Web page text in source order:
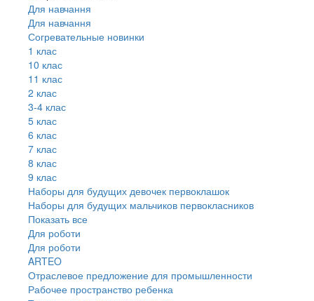
Для навчання
Для навчання
Согревательные новинки
1 клас
10 клас
11 клас
2 клас
3-4 клас
5 клас
6 клас
7 клас
8 клас
9 клас
Наборы для будущих девочек первоклашок
Наборы для будущих мальчиков первокласников
Показать все
Для роботи
Для роботи
ARTEO
Отраслевое предложение для промышленности
Рабочее пространство ребенка